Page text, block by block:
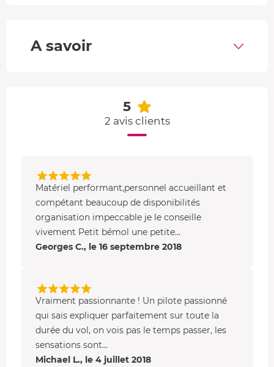
faire du vol stationnaire avec un bon vent.
A savoir
5
2 avis clients
Matériel performant,personnel accueillant et
compétant beaucoup de disponibilités
organisation impeccable je le conseille
vivement Petit bémol une petite...
Georges C., le 16 septembre 2018
Vraiment passionnante ! Un pilote passionné
qui sais expliquer parfaitement sur toute la
durée du vol, on vois pas le temps passer, les
sensations sont...
Michael L., le 4 juillet 2018